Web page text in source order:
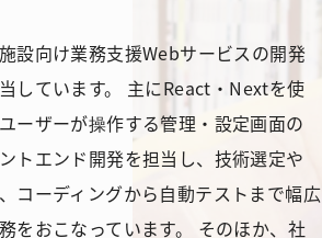
設向け業務支援Webサービスの開発
しています。 主にReact・Nextを使
ーザーが操作する管理・設定画面の
トエンド開発を担当し、技術選定や
コーディングから自動テストまで幅広
をおこなっています。 そのほか、社